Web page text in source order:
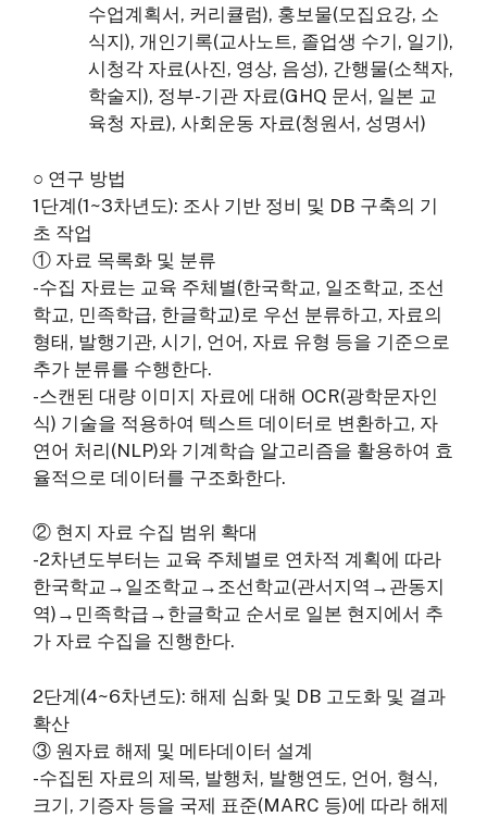
수업계획서, 커리큘럼), 홍보물(모집요강, 소
식지), 개인기록(교사노트, 졸업생 수기, 일기),
시청각 자료(사진, 영상, 음성), 간행물(소책자,
학술지), 정부-기관 자료(GHQ 문서, 일본 교
육청 자료), 사회운동 자료(청원서, 성명서)
○ 연구 방법
1단계(1~3차년도): 조사 기반 정비 및 DB 구축의 기
초 작업
① 자료 목록화 및 분류
-수집 자료는 교육 주체별(한국학교, 일조학교, 조선
학교, 민족학급, 한글학교)로 우선 분류하고, 자료의
형태, 발행기관, 시기, 언어, 자료 유형 등을 기준으로
추가 분류를 수행한다.
-스캔된 대량 이미지 자료에 대해 OCR(광학문자인
식) 기술을 적용하여 텍스트 데이터로 변환하고, 자
연어 처리(NLP)와 기계학습 알고리즘을 활용하여 효
율적으로 데이터를 구조화한다.
② 현지 자료 수집 범위 확대
-2차년도부터는 교육 주체별로 연차적 계획에 따라
한국학교→일조학교→조선학교(관서지역→관동지
역)→민족학급→한글학교 순서로 일본 현지에서 추
가 자료 수집을 진행한다.
2단계(4~6차년도): 해제 심화 및 DB 고도화 및 결과
확산
③ 원자료 해제 및 메타데이터 설계
-수집된 자료의 제목, 발행처, 발행연도, 언어, 형식,
크기, 기증자 등을 국제 표준(MARC 등)에 따라 해제